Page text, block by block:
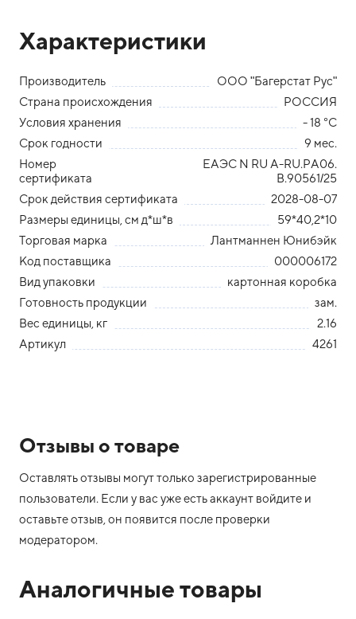
Характеристики
Производитель
ООО "Багерстат Рус"
Страна происхождения
РОССИЯ
Условия хранения
- 18 °С
Срок годности
9 мес.
Номер
сертификата
ЕАЭС N RU A-RU.PA06.
B.90561/25
Срок действия сертификата
2028-08-07
Размеры единицы, см д*ш*в
59*40,2*10
Торговая марка
Лантманнен Юнибэйк
Код поставщика
000006172
Вид упаковки
картонная коробка
Готовность продукции
зам.
Вес единицы, кг
2.16
Артикул
4261
Отзывы о товаре
Оставлять отзывы могут только зарегистрированные
пользователи. Если у вас уже есть аккаунт войдите и
оставьте отзыв, он появится после проверки
модератором.
Аналогичные товары